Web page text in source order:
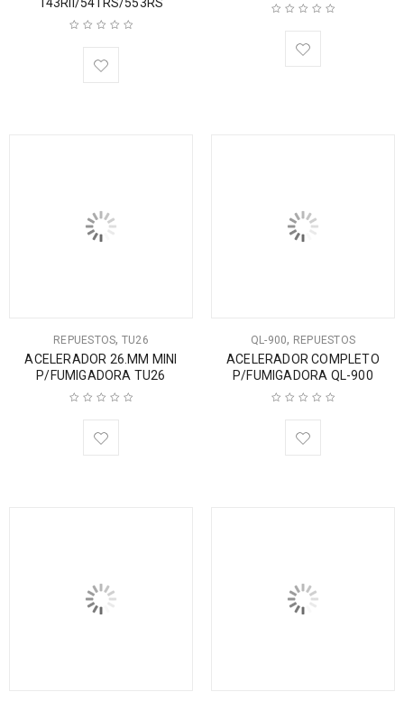
143RII/541RS/553RS
REPUESTOS, TU26
ACELERADOR 26.MM MINI
P/FUMIGADORA TU26
QL-900, REPUESTOS
ACELERADOR COMPLETO
P/FUMIGADORA QL-900